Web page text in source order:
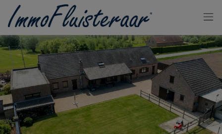
Passer le menu et aller au contenu